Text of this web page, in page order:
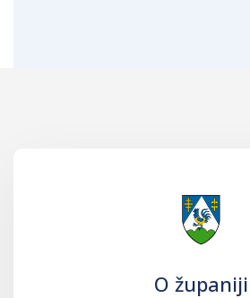
O županiji